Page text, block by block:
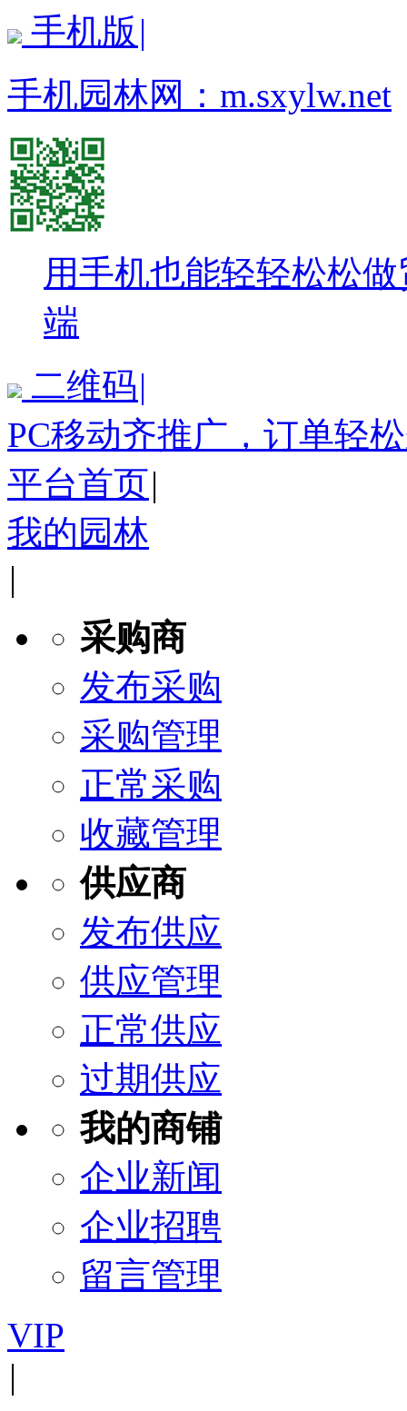
手机版 |
手机园林网： m.sxylw.net
用手机也能轻轻松松
端
二维码|
PC移动齐推广，订单轻
平台首页|
我的园林
|
采购商
发布采购
采购管理
正常采购
收藏管理
供应商
发布供应
供应管理
正常供应
过期供应
我的商铺
企业新闻
企业招聘
留言管理
VIP
|